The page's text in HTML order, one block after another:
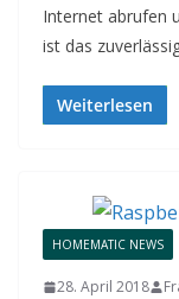
Internet abrufen
ist das
Weiterlesen
HOMEMATIC NEWS
28. April 2018